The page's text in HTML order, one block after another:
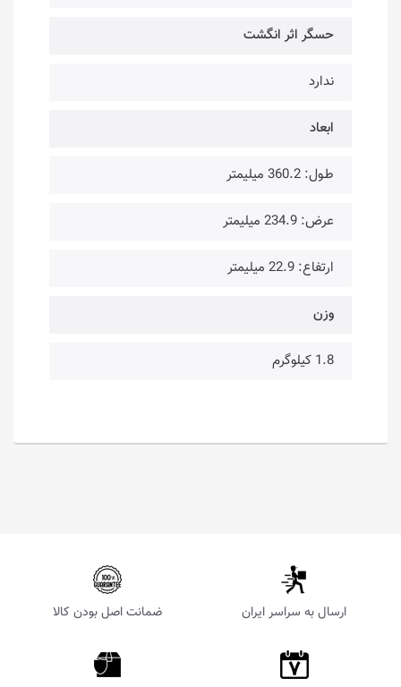
حسگر اثر انگشت
ندارد
ابعاد
طـول: 360.2 میلیمتر
عرض: 234.9 میلیمتر
ارتفاع: 22.9 میلیمتر
وزن
1.8 کیلوگرم
ارسال به سراسر ایران ضمانت اصل بودن کالا